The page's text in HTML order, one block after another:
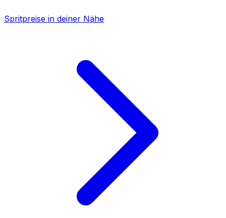
Spritpreise in deiner Nähe